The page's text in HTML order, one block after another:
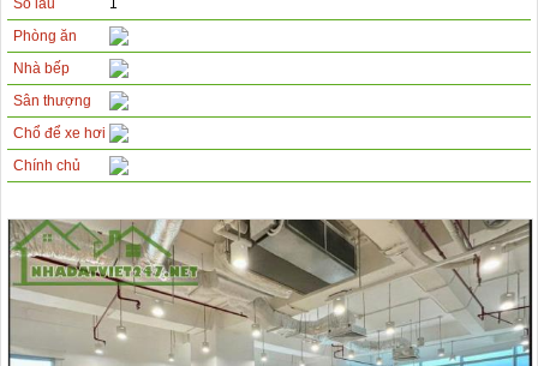
Số lầu
1
Phòng ăn
Nhà bếp
Sân thượng
Chổ để xe hơi
Chính chủ